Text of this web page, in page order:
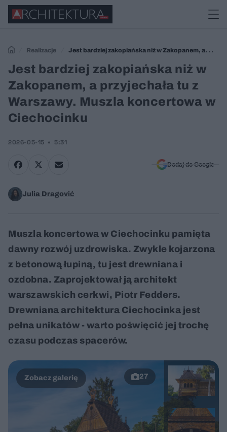
Realizacje
Jest bardziej zakopiańska niż w Zakopanem, a
przyjechała tu z Warszawy. Muszla koncertowa w Ciechocinku
Jest bardziej zakopiańska niż w
Zakopanem, a przyjechała tu z
Warszawy. Muszla koncertowa w
Ciechocinku
2026-05-15 5:31
Dodaj do Google
Julia Dragović
Muszla koncertowa w Ciechocinku pamięta
dawny rozwój uzdrowiska. Zwykle kojarzona
z betonową łupiną, tu jest drewniana i
ozdobna. Zaprojektował ją architekt
warszawskich cerkwi, Piotr Fedders.
Drewniana architektura Ciechocinka jest
pełna unikatów - warto poświęcić jej trochę
czasu podczas spacerów.
27